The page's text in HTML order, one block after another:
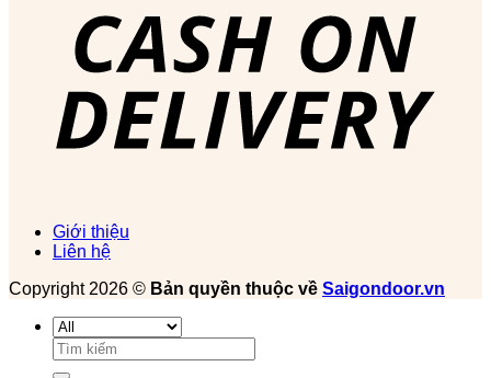
Giới thiệu
Liên hệ
Copyright 2026 © Bản quyền thuộc về Saigondoor.vn
Tìm
kiếm: